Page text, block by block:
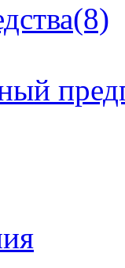
(8)